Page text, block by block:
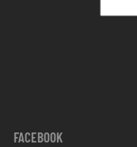
FACEBOOK